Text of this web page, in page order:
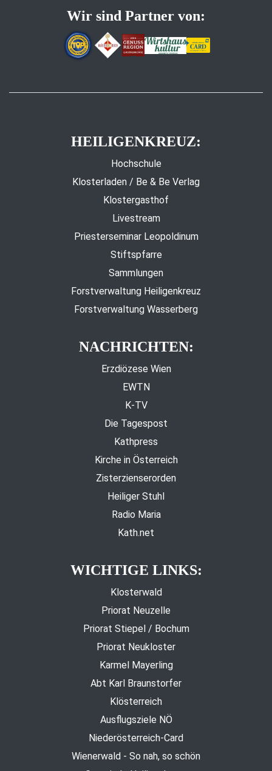
Wir sind Partner von:
HEILIGENKREUZ:
Hochschule
Klosterladen / Be & Be Verlag
Klostergasthof
Livestream
Priesterseminar Leopoldinum
Stiftspfarre
Sammlungen
Forstverwaltung Heiligenkreuz
Forstverwaltung Wasserberg
NACHRICHTEN:
Erzdiözese Wien
EWTN
K-TV
Die Tagespost
Kathpress
Kirche in Österreich
Zisterzienserorden
Heiliger Stuhl
Radio Maria
Kath.net
WICHTIGE LINKS:
Klosterwald
Priorat Neuzelle
Priorat Stiepel / Bochum
Priorat Neukloster
Karmel Mayerling
Abt Karl Braunstorfer
Klösterreich
Ausflugsziele NÖ
Niederösterreich-Card
Wienerwald - So nah, so schön